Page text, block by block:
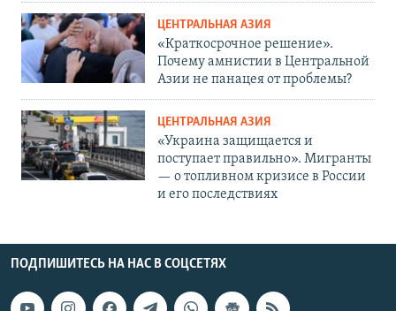
ЦЕНТРАЛЬНАЯ АЗИЯ
«Краткосрочное решение».
Почему амнистии в Центральной
Азии не панацея от проблемы?
ЦЕНТРАЛЬНАЯ АЗИЯ
«Украина защищается и
поступает правильно». Мигранты
— о топливном кризисе в России
и его последствиях
ПОДПИШИТЕСЬ НА НАС В СОЦСЕТЯХ